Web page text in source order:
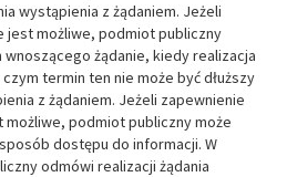
wystąpienia z żądaniem. Jeżeli
jest możliwe, podmiot publiczny
żądanie, kiedy realizacja
termin ten nie może być dłuższy
z żądaniem. Jeżeli zapewnienie
podmiot publiczny może
dostępu do informacji. W
odmówi realizacji żądania